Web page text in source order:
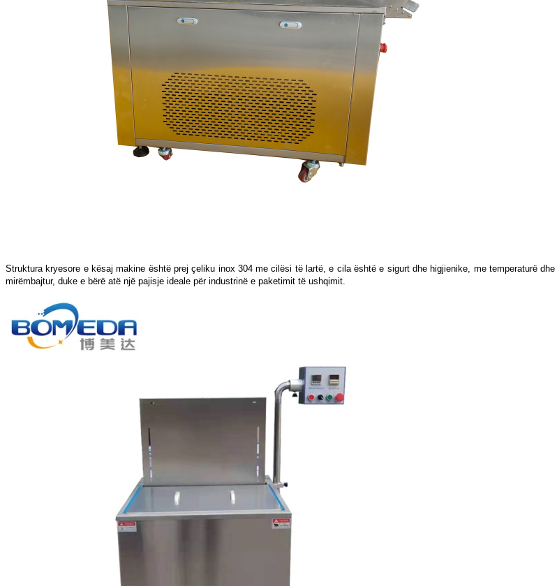
Struktura kryesore e kësaj makine është prej çeliku inox 304 me cilësi të lartë, e cila është e sigurt dhe higjienike, me temperaturë
mirëmbajtur, duke e bërë atë një pajisje ideale për industrinë e paketimit të ushqimit.